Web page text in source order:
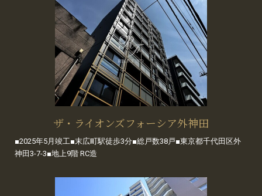
ザ・ライオンズフォーシア外神田
■2025年5月竣工■末広町駅徒歩3分■総戸数38戸■東京都千代田区外
神田3-7-3■地上9階 RC造